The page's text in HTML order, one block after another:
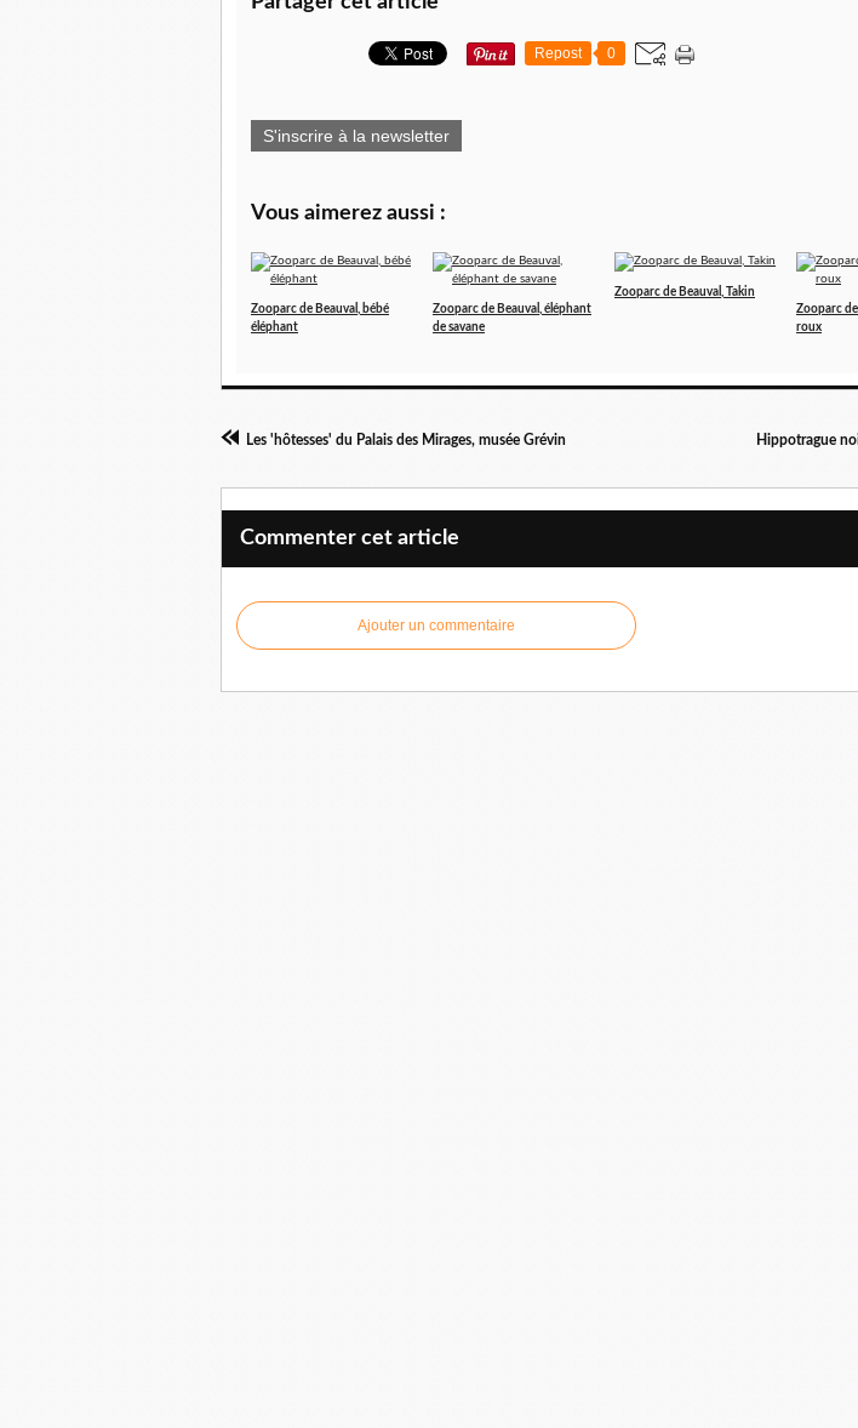
Repost 0
S'inscrire à la newsletter
Vous aimerez aussi :
Zooparc de Beauval, bébé
éléphant
Zooparc de Beauval, éléphant
de savane
Zooparc de Beauval, Takin
Zooparc
roux
Les 'hôtesses' du Palais des Mirages, musée Grévin Hippotrague
Commenter cet article
Ajouter un commentaire